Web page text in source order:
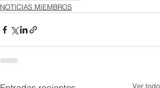
NOTICIAS MIEMBROS
Ver todo